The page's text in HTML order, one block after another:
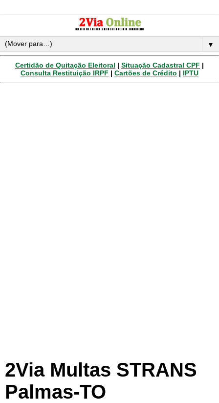
▼
Certidão de Quitação Eleitoral | Situação Cadastral CPF |
Consulta Restituição IRPF | Cartões de Crédito | IPTU
2Via Multas STRANS
Palmas-TO